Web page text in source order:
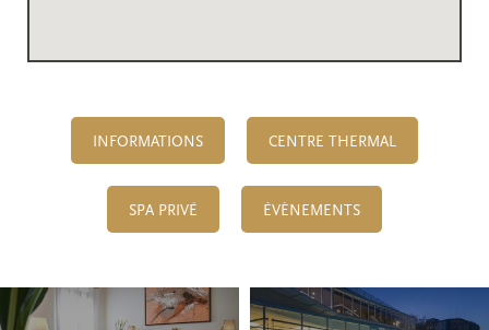
INFORMATIONS CENTRE THERMAL
SPA PRIVÉ ÉVÈNEMENTS